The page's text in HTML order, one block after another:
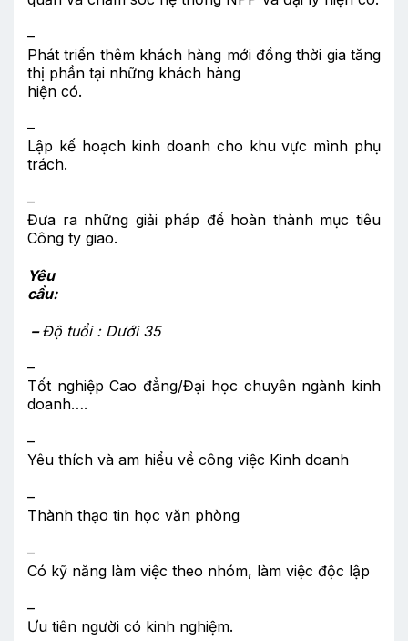
–
Phát triển thêm khách hàng mới đồng thời gia tăng
thị phần tại những khách hàng
hiện có.
–
Lập kế hoạch kinh doanh cho khu vực mình phụ
trách.
–
Đưa ra những giải pháp để hoàn thành mục tiêu
Công ty giao.
Yêu
cầu:
–Độ tuổi : Dưới 35
–
Tốt nghiệp Cao đẳng/Đại học chuyên ngành kinh
doanh….
–
Yêu thích và am hiểu về công việc Kinh doanh
–
Thành thạo tin học văn phòng
–
Có kỹ năng làm việc theo nhóm, làm việc độc lập
–
Ưu tiên người có kinh nghiệm.